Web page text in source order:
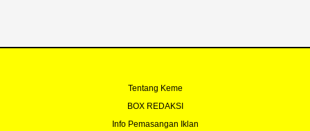
Tentang Keme
BOX REDAKSI
Info Pemasangan Iklan